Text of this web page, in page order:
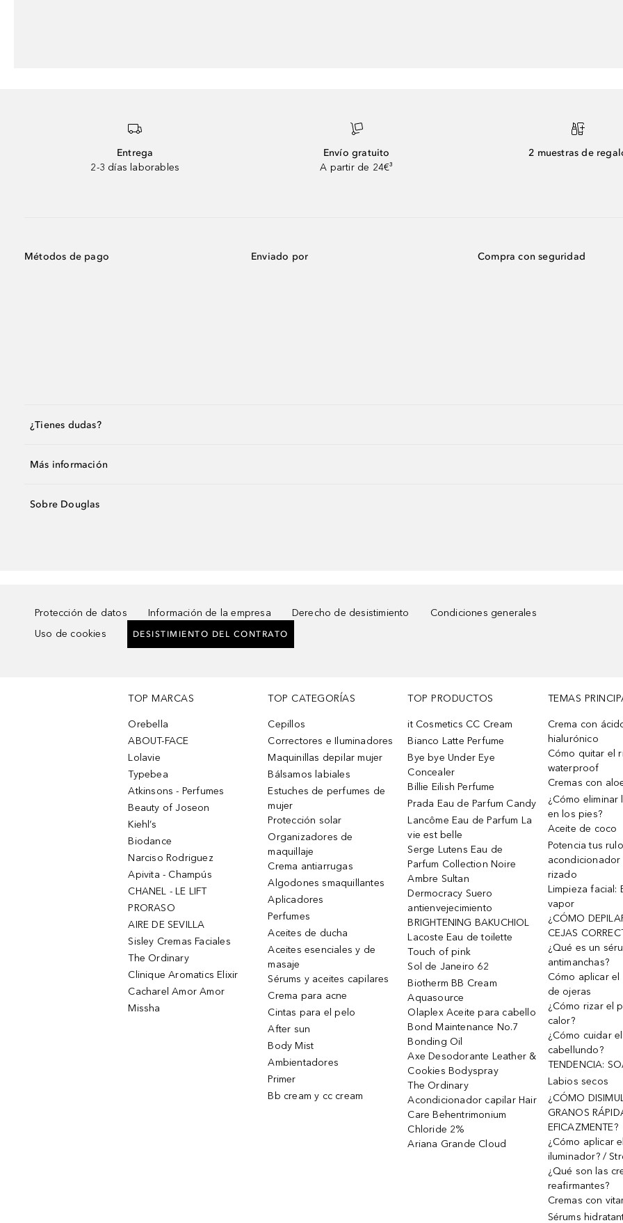
Entrega
2-3 días laborables
Envío gratuito
A partir de 24€³
2 muestras de
Métodos de pago Enviado por Compra con seguridad
¿Tienes dudas?
Más información
Sobre Douglas
Protección de datos Información de la empresa Derecho de desistimiento
Condiciones generales
Uso de cookies
DESISTIMIENTO DEL CONTRATO
TOP MARCAS
Orebella
ABOUT-FACE
Lolavie
Typebea
Atkinsons - Perfumes
Beauty of Joseon
Kiehl’s
Biodance
Narciso Rodriguez
Apivita - Champús
CHANEL - LE LIFT
PRORASO
AIRE DE SEVILLA
Sisley Cremas Faciales
The Ordinary
Clinique Aromatics Elixir
Cacharel Amor Amor
Missha
TOP CATEGORÍAS
Cepillos
Correctores e Iluminadores
Maquinillas depilar mujer
Bálsamos labiales
Estuches de perfumes de
mujer
Protección solar
Organizadores de
maquillaje
Crema antiarrugas
Algodones smaquillantes
Aplicadores
Perfumes
Aceites de ducha
Aceites esenciales y de
masaje
Sérums y aceites capilares
Crema para acne
Cintas para el pelo
After sun
Body Mist
Ambientadores
Primer
Bb cream y cc cream
TOP PRODUCTOS
it Cosmetics CC Cream
Bianco Latte Perfume
Bye bye Under Eye
Concealer
Billie Eilish Perfume
Prada Eau de Parfum Candy
Lancôme Eau de Parfum La
vie est belle
Serge Lutens Eau de
Parfum Collection Noire
Ambre Sultan
Dermocracy Suero
antienvejecimiento
BRIGHTENING BAKUCHIOL
Lacoste Eau de toilette
Touch of pink
Sol de Janeiro 62
Biotherm BB Cream
Aquasource
Olaplex Aceite para cabello
Bond Maintenance No.7
Bonding Oil
Axe Desodorante Leather &
Cookies Bodyspray
The Ordinary
Acondicionador capilar Hair
Care Behentrimonium
Chloride 2%
Ariana Grande Cloud
TEMAS
Crema con
hialurónico
Cómo quitar el
waterproof
Cremas con
¿Cómo eliminar
en los pies?
Aceite de coco
Potencia tus
rizado
Limpieza facial:
vapor
¿CÓMO
CEJAS
¿Qué es un
antimanchas?
Cómo aplicar
de ojeras
¿Cómo rizar el
calor?
¿Cómo cuidar
cabellundo?
TENDENCIA:
Labios secos
¿CÓMO
GRANOS
EFICAZMENTE?
¿Cómo aplicar el
iluminador? /
¿Qué son las
reafirmantes?
Cremas con
Sérums